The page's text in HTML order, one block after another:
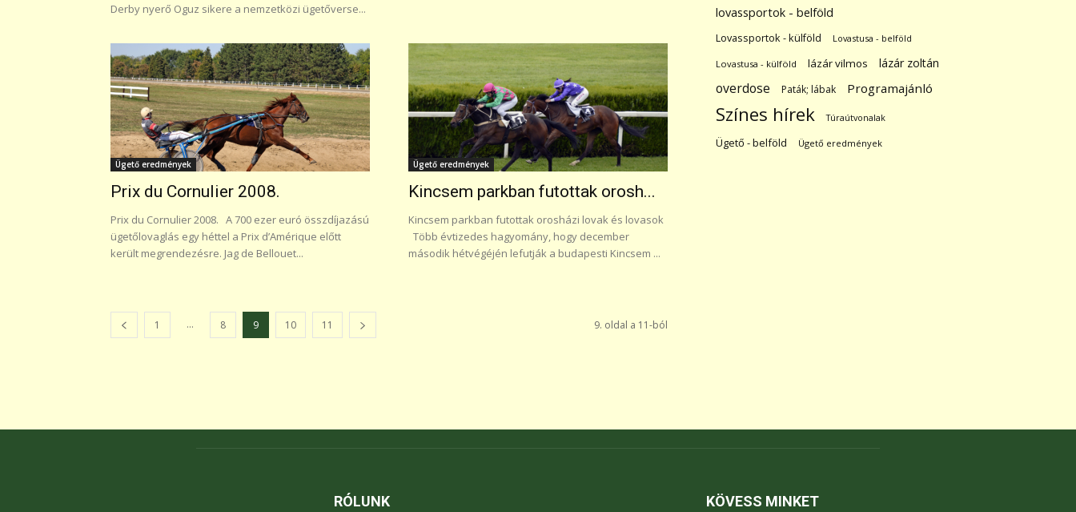
Derby nyerő Oguz sikere a nemzetközi ügetőverse...
Ügető eredmények
Prix du Cornulier 2008.
Prix du Cornulier 2008. A 700 ezer euró összdíjazású
ügetőlovaglás egy héttel a Prix d’Amérique előtt
került megrendezésre. Jag de Bellouet...
Ügető eredmények
Kincsem parkban futottak orosh...
Kincsem parkban futottak orosházi lovak és lovasok
Több évtizedes hagyomány, hogy december
második hétvégéjén lefutják a budapesti Kincsem ...
1 ... 8 9 10 11 9. oldal a 11-ból
lovassportok - belföld
Lovassportok - külföld Lovastusa - belföld
Lovastusa - külföld lázár vilmos lázár zoltán
overdose Paták; lábak Programajánló
Színes hírek Túraútvonalak
Ügető - belföld Ügető eredmények
RÓLUNK KÖVESS MINKET